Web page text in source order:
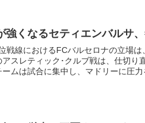
強くなるセティエンバルサ
戦線におけるFCバルセロナの立場
アスレティック･クルブ戦は、仕切り
ムは試合に集中し、マドリーに圧